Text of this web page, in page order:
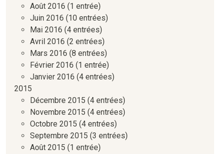
Août 2016 (1 entrée)
Juin 2016 (10 entrées)
Mai 2016 (4 entrées)
Avril 2016 (2 entrées)
Mars 2016 (8 entrées)
Février 2016 (1 entrée)
Janvier 2016 (4 entrées)
2015
Décembre 2015 (4 entrées)
Novembre 2015 (4 entrées)
Octobre 2015 (4 entrées)
Septembre 2015 (3 entrées)
Août 2015 (1 entrée)